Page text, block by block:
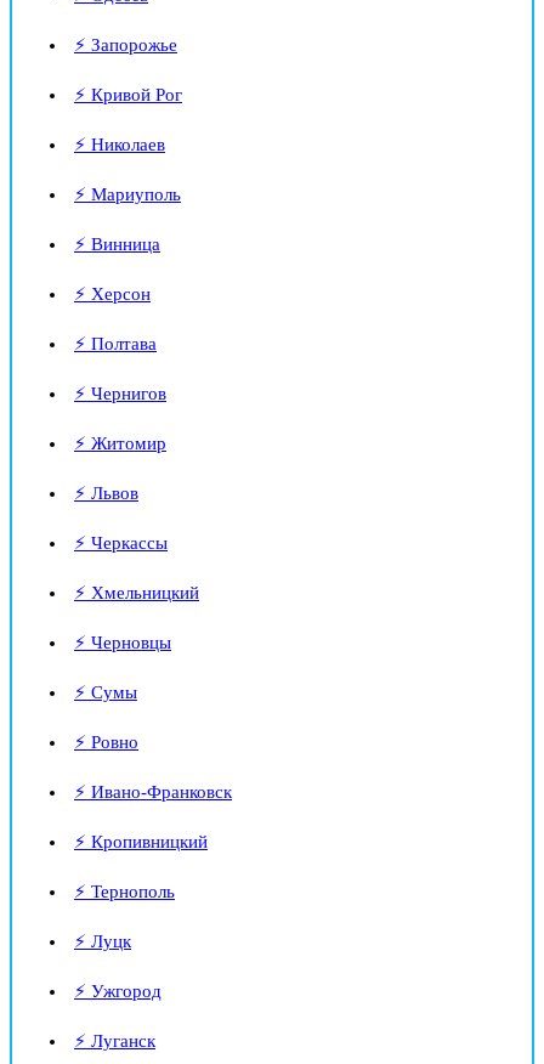
⚡ Запорожье
⚡ Кривой Рог
⚡ Николаев
⚡ Мариуполь
⚡ Винница
⚡ Херсон
⚡ Полтава
⚡ Чернигов
⚡ Житомир
⚡ Львов
⚡ Черкассы
⚡ Хмельницкий
⚡ Черновцы
⚡ Сумы
⚡ Ровно
⚡ Ивано-Франковск
⚡ Кропивницкий
⚡ Тернополь
⚡ Луцк
⚡ Ужгород
⚡ Луганск